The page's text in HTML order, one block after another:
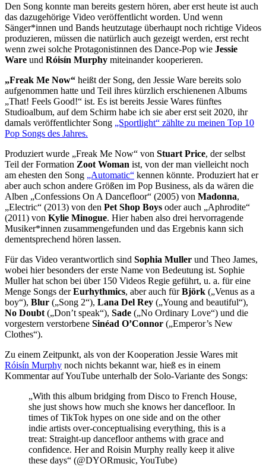
Den Song konnte man bereits gestern hören, aber erst heute ist auch
das dazugehörige Video veröffentlicht worden. Und wenn
Sänger*innen und Bands heutzutage überhaupt noch richtige Videos
produzieren, müssen die natürlich auch gezeigt werden, erst recht
wenn zwei solche Protagonistinnen des Dance-Pop wie Jessie
Ware und Róisín Murphy miteinander kooperieren.
„Freak Me Now“ heißt der Song, den Jessie Ware bereits solo
aufgenommen hatte und Teil ihres kürzlich erschienenen Albums
„That! Feels Good!“ ist. Es ist bereits Jessie Wares fünftes
Studioalbum, auf dem Schirm habe ich sie aber erst seit 2020, ihr
damals veröffentlichter Song „Sportlight“ zählte zu meinen Top 10
Pop Songs des Jahres.
Produziert wurde „Freak Me Now“ von Stuart Price, der selbst
Teil der Formation Zoot Woman ist, von der man vielleicht noch
am ehesten den Song „Automatic“ kennen könnte. Produziert hat er
aber auch schon andere Größen im Pop Business, als da wären die
Alben „Confessions On A Dancefloor“ (2005) von Madonna,
„Electric“ (2013) von den Pet Shop Boys oder auch „Aphrodite“
(2011) von Kylie Minogue. Hier haben also drei hervorragende
Musiker*innen zusammengefunden und das Ergebnis kann sich
dementsprechend hören lassen.
Für das Video verantwortlich sind Sophia Muller und Theo James,
wobei hier besonders der erste Name von Bedeutung ist. Sophie
Muller hat schon bei über 150 Videos Regie geführt, u. a. für eine
Menge Songs derEurhythmics, aber auch fürBjörk („Venus as a
boy“), Blur („Song 2“), Lana Del Rey („Young and beautiful“),
No Doubt („Don’t speak“), Sade („No Ordinary Love“) und die
vorgestern verstorbene Sinéad O’Connor („Emperor’s New
Clothes“).
Zu einem Zeitpunkt, als von der Kooperation Jessie Wares mit
Róisín Murphy noch nichts bekannt war, hieß es in einem
Kommentar auf YouTube unterhalb der Solo-Variante des Songs:
„With this album bridging from Disco to French House,
she just shows how much she knows her dancefloor. In
times of TikTok hypes on one side and on the other
indie artists over-conceptualising everything, this is a
treat: Straight-up dancefloor anthems with grace and
confidence. Her and Roisin Murphy really keep it alive
these days“ (@DYORmusic, YouTube)